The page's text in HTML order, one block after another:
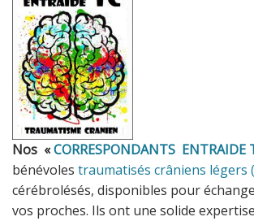
Nos «CORRESPONDANTS ENTRAIDE
bénévoles traumatisés crâniens légers
cérébrolésés, disponibles pour
vos proches. Ils ont une solide